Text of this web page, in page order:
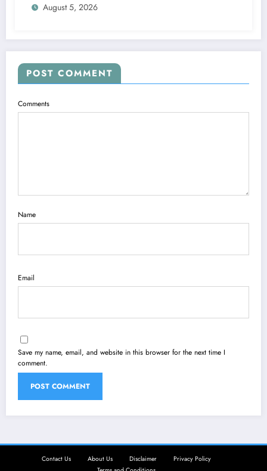
August 5, 2026
POST COMMENT
Comments
Name
Email
Save my name, email, and website in this browser for the next time I
comment.
Contact Us About Us Disclaimer
Privacy Policy